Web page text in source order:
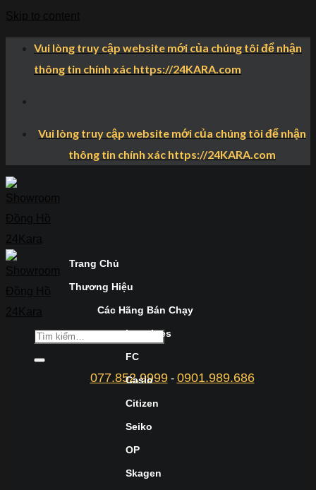
Vui lòng truy cập website mới của chúng tôi để nhận
thông tin chính xác https://24KARA.com
Vui lòng truy cập website mới của chúng tôi để nhận
thông tin chính xác https://24KARA.com
077.852.9999- 0901.989.686
Trang Chủ
Thương Hiệu
Các Hãng Bán Chạy
Longines
FC
Casio
Citizen
Seiko
OP
Skagen